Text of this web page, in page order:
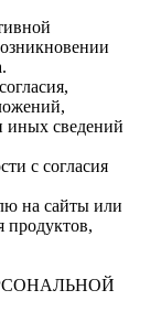
иных сведений
с согласия
на сайты или
продуктов,